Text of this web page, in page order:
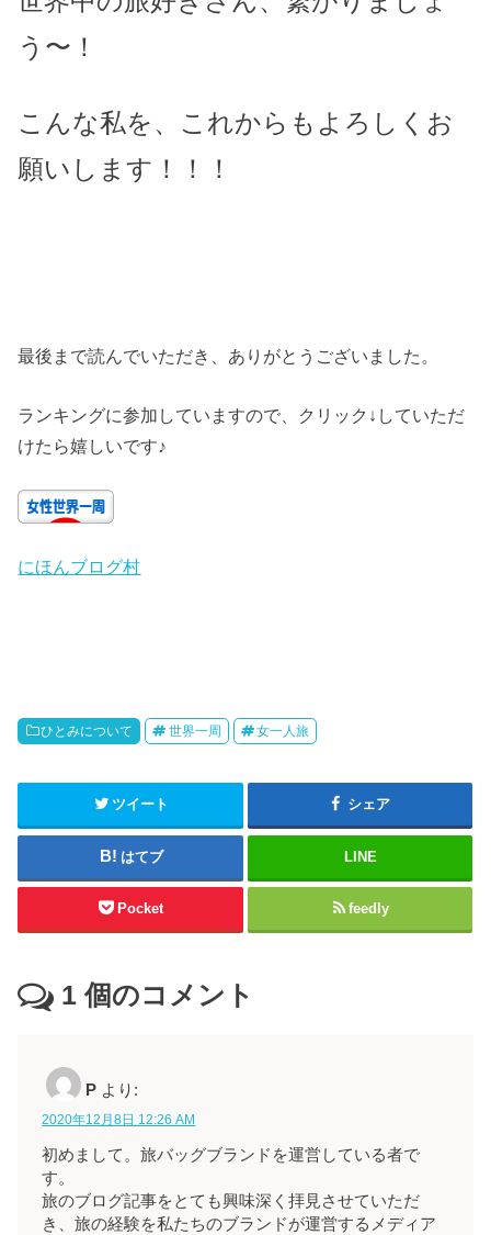
う〜！
こんな私を、これからもよろしくお
願いします！！！
最後まで読んでいただき、ありがとうございました。
ランキングに参加していますので、クリック↓していただ
けたら嬉しいです♪
にほんブログ村
ひとみについて 世界一周 女一人旅
ツイート シェア
はてブ LINE
Pocket feedly
1 個のコメント
P より:
2020年12月8日 12:26 AM
初めまして。旅バッグブランドを運営している者で
す。
旅のブログ記事をとても興味深く拝見させていただ
き、旅の経験を私たちのブランドが運営するメディア